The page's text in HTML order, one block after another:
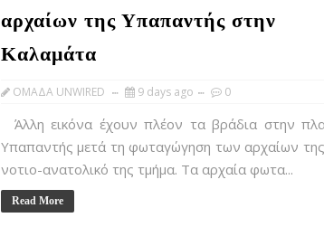
αρχαίων της Υπαπαντής στην
Καλαμάτα
OMAΔΑ UNWIRED 9 days ago 0
Άλλη εικόνα έχουν πλέον τα βράδια στην
Υπαπαντής μετά τη φωταγώγηση των αρχαίων
νοτιο-ανατολικό της τμήμα. Τα αρχαία φωτα...
Read More